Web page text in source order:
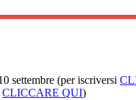
settembre (per iscriversi
CLICCARE QUI)